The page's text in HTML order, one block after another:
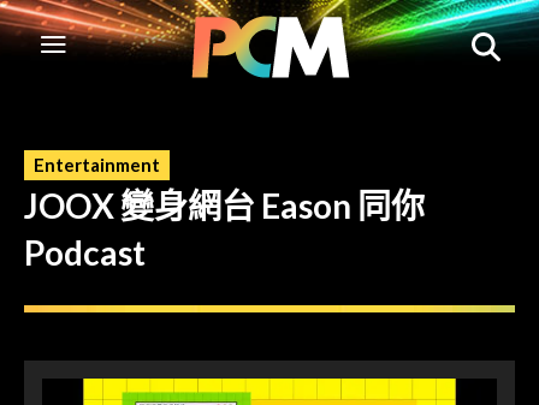
Entertainment
JOOX 變身網台 Eason 同你
Podcast